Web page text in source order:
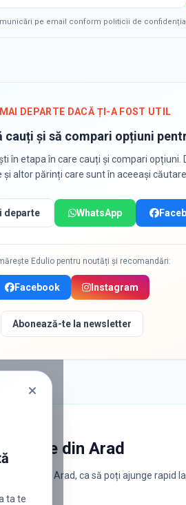
pe email conform politicii de
DEPARTE DACĂ ȚI-A FOST UTIL
cauți și să compari opțiuni
în etapa în care cauți și compari opțiuni.
altor părinți care sunt în aceeași căutare.
departe WhatsApp
Edulio pentru noutăți și recomandări:
Facebook Instagram
Abonează-te la newsletter
ta te
creșe din Arad
creșe din Arad, ca să poți ajunge rapid